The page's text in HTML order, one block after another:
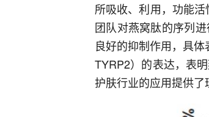
所吸收、利用，功能
团队对燕窝肽的序列
良好的抑制作用，具
TYRP2）的表达，表
护肤行业的应用提供了